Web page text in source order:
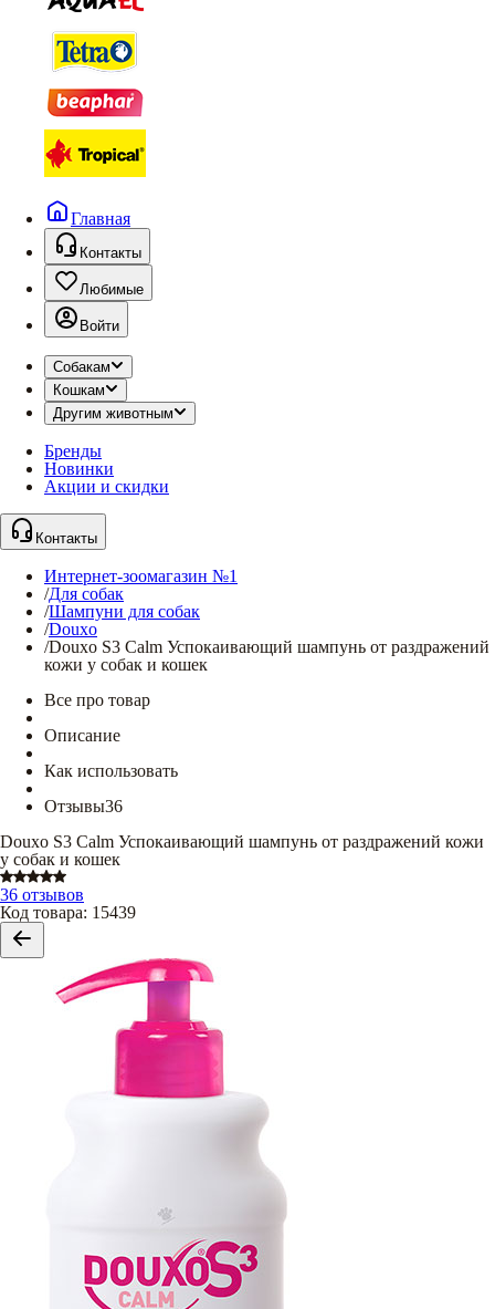
Главная
Контакты
Любимые
Войти
Собакам
Кошкам
Другим животным
Бренды
Новинки
Акции и скидки
Контакты
Интернет-зоомагазин №1
/Для собак
/Шампуни для собак
/Douxo
/Douxo S3 Calm Успокаивающий шампунь от раздражений
кожи у собак и кошек
Все про товар
Описание
Как использовать
Отзывы36
Douxo S3 Calm Успокаивающий шампунь от раздражений кожи
у собак и кошек
36 отзывов
Код товара: 15439